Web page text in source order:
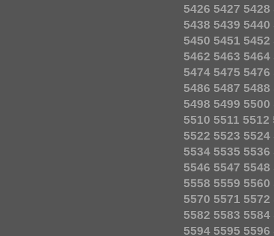
5426 5427 5428
5438 5439 5440
5450 5451 5452
5462 5463 5464
5474 5475 5476
5486 5487 5488
5498 5499 5500
5510 5511 5512
5522 5523 5524
5534 5535 5536
5546 5547 5548
5558 5559 5560
5570 5571 5572
5582 5583 5584
5594 5595 5596